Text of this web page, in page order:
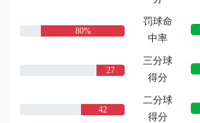
80%
罚球命
中率
27
三分球
得分
42
二分球
得分